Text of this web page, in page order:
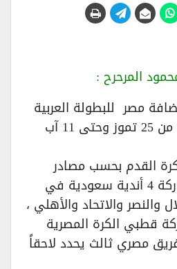
المرحرح :
مصر للبطولة العربية
للأندية ، خلال الفترة من 25 تموز وحتى 11 آب
القدم بحسب مصادر
صحفية يسعى لمشاركة 4 أندية سعودية في
والاتحاد والأهلي ،
قطبي الكرة المصرية
مصري ثالث يحدد لاحقاً